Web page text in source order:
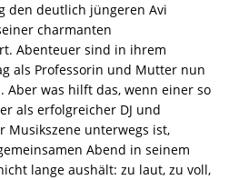
den deutlich jüngeren Avi
charmanten
Abenteuer sind in ihrem
als Professorin und Mutter nun
Aber was hilft das, wenn einer so
als erfolgreicher DJ und
Musikszene unterwegs ist,
Abend in seinem
lange aushält: zu laut, zu voll,